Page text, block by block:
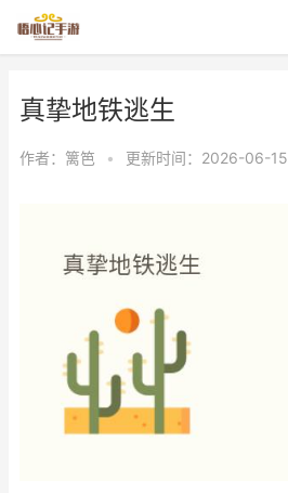
真挚地铁逃生
作者： 篱笆 • 更新时间：2026-06-15